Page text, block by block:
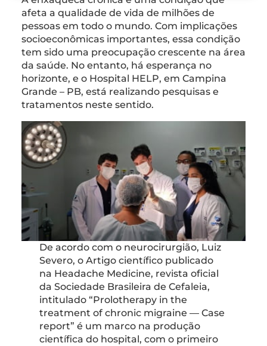
afeta a qualidade de vida de milhões de
pessoas em todo o mundo. Com implicações
socioeconômicas importantes, essa condição
tem sido uma preocupação crescente na área
da saúde. No entanto, há esperança no
horizonte, e o Hospital HELP, em Campina
Grande – PB, está realizando pesquisas e
tratamentos neste sentido.
De acordo com o neurocirurgião, Luiz
Severo, o Artigo científico publicado
na Headache Medicine, revista oficial
da Sociedade Brasileira de Cefaleia,
intitulado “Prolotherapy in the
treatment of chronic migraine — Case
report” é um marco na produção
científica do hospital, com o primeiro